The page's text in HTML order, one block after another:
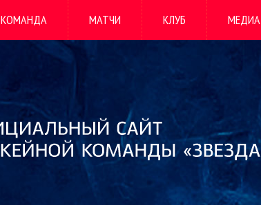
КОМАНДА МАТЧИ КЛУБ МЕДИА